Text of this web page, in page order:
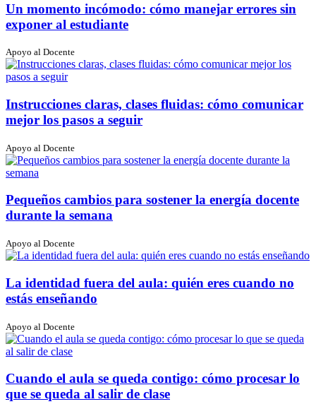
Un momento incómodo: cómo manejar errores sin
exponer al estudiante
Apoyo al Docente
Instrucciones claras, clases fluidas: cómo comunicar
mejor los pasos a seguir
Apoyo al Docente
Pequeños cambios para sostener la energía docente
durante la semana
Apoyo al Docente
La identidad fuera del aula: quién eres cuando no
estás enseñando
Apoyo al Docente
Cuando el aula se queda contigo: cómo procesar lo
que se queda al salir de clase